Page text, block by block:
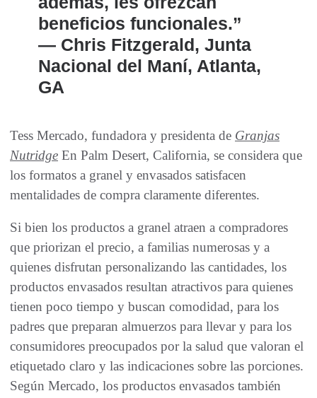
beneficios funcionales.”
— Chris Fitzgerald, Junta
Nacional del Maní, Atlanta,
GA
Tess Mercado, fundadora y presidenta de Granjas
Nutridge En Palm Desert, California, se considera que
los formatos a granel y envasados ​​satisfacen
mentalidades de compra claramente diferentes.
Si bien los productos a granel atraen a compradores
que priorizan el precio, a familias numerosas y a
quienes disfrutan personalizando las cantidades, los
productos envasados ​​resultan atractivos para quienes
tienen poco tiempo y buscan comodidad, para los
padres que preparan almuerzos para llevar y para los
consumidores preocupados por la salud que valoran el
etiquetado claro y las indicaciones sobre las porciones.
Según Mercado, los productos envasados ​​también